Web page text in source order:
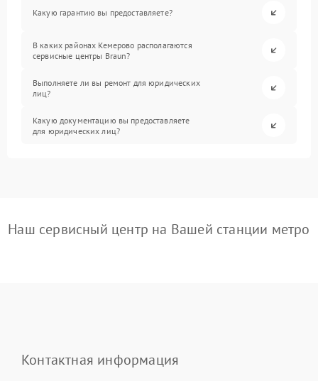
Какую гарантию вы предоставляете?
В каких районах Кемерово располагаются
сервисные центры Braun?
Выполняете ли вы ремонт для юридических
лиц?
Какую документацию вы предоставляете
для юридических лиц?
Наш сервисный центр на Вашей станции метро
Контактная информация